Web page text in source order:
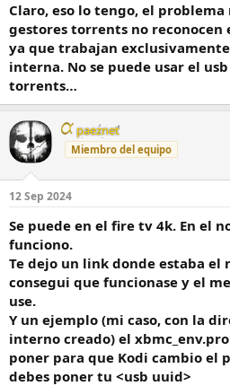
Claro, eso lo tengo, el problema
gestores torrents no
ya que trabajan
interna. No se puede usar el
torrents…
paeznet
Miembro del equipo
12 Sep 2024
Se puede en el fire tv 4k. En el
funciono.
Te dejo un link donde estaba el
consegui que funcionase y el
use.
Y un ejemplo (mi caso, con la
interno creado) el
poner para que Kodi cambio el
debes poner tu <usb uuid>